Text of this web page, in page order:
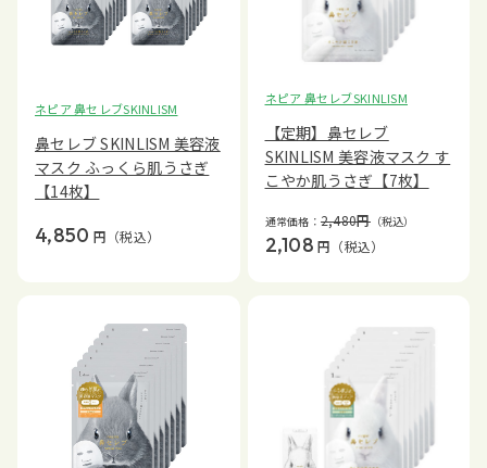
ネピア 鼻セレブSKINLISM
鼻セレブ SKINLISM 美容液
マスク ふっくら肌うさぎ
【14枚】
4,850 円 （税込）
ネピア 鼻セレブSKINLISM
【定期】鼻セレブ
SKINLISM 美容液マスク す
こやか肌うさぎ【7枚】
通常価格： 2,480円（税込）
2,108 円 （税込）